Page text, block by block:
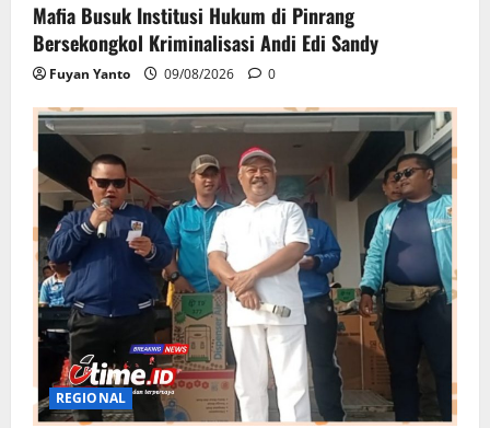
Mafia Busuk Institusi Hukum di Pinrang
Bersekongkol Kriminalisasi Andi Edi Sandy
Fuyan Yanto 09/08/2026 0
REGIONAL